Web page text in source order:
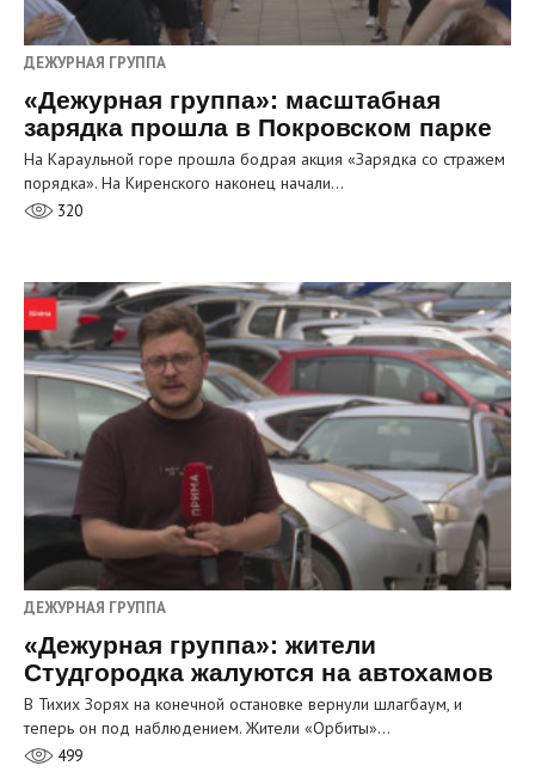
ДЕЖУРНАЯ ГРУППА
«Дежурная группа»: масштабная
зарядка прошла в Покровском парке
На Караульной горе прошла бодрая акция «Зарядка со стражем
порядка». На Киренского наконец начали…
320
ДЕЖУРНАЯ ГРУППА
«Дежурная группа»: жители
Студгородка жалуются на автохамов
В Тихих Зорях на конечной остановке вернули шлагбаум, и
теперь он под наблюдением. Жители «Орбиты»…
499